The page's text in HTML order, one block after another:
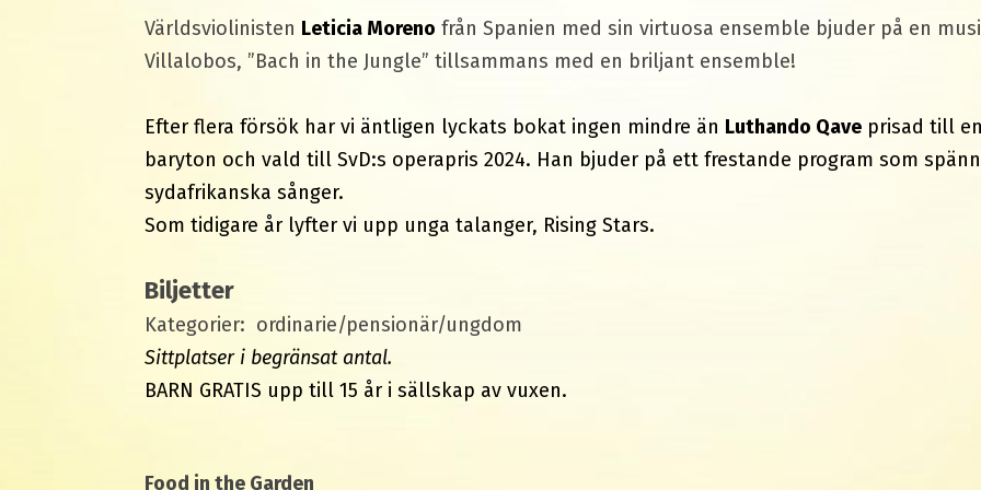
Världsviolinisten Leticia Moreno från Spanien med sin virtuosa ensemble bjuder på en
Villalobos, ”Bach in the Jungle” tillsammans med en briljant ensemble!
Efter flera försök har vi äntligen lyckats bokat ingen mindre än Luthando Qave prisad till
baryton och vald till SvD:s operapris 2024. Han bjuder på ett frestande program som
sydafrikanska sånger.
Som tidigare år lyfter vi upp unga talanger, Rising Stars.
Biljetter
Kategorier: ordinarie/pensionär/ungdom
Sittplatser i begränsat antal.
BARN GRATIS upp till 15 år i sällskap av vuxen.
Food in the Garden